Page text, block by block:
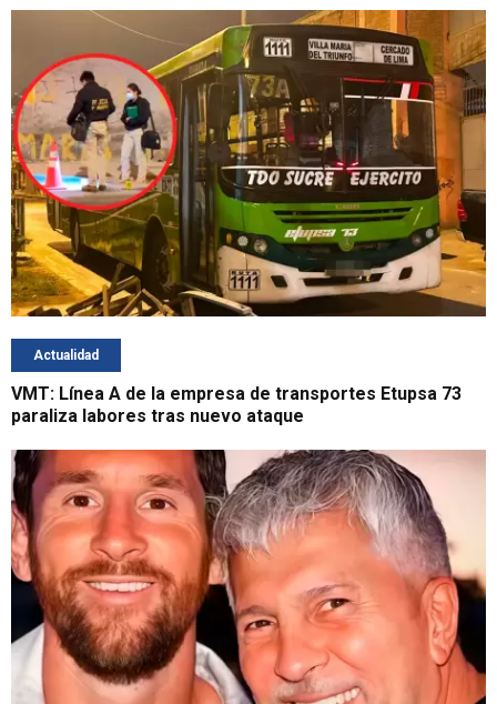
Actualidad
VMT: Línea A de la empresa de transportes Etupsa 73
paraliza labores tras nuevo ataque